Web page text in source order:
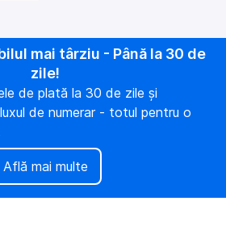
mai târziu - Până la 30 de
zile!
de plată la 30 de zile și
de numerar - totul pentru o
Află mai multe